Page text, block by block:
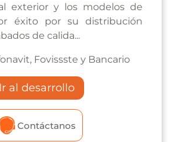
exterior y los modelos de
éxito por su distribución
de calida...
Fovissste y Bancario
Ir al desarrollo
Contáctanos